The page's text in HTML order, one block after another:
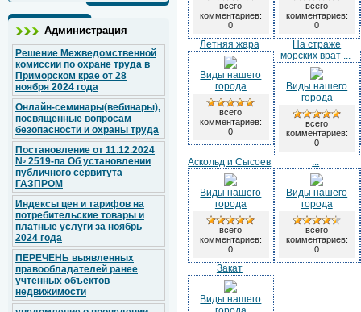
Администрация
Решение Межведомственной
комиссии по охране труда в
Приморском крае от 28
ноября 2024 года
Онлайн-семинары(вебинары),
посвященные вопросам
безопасности и охраны труда
Постановление от 11.12.2024
№ 2519-па Об установлении
публичного сервитута
ГАЗПРОМ
Индексы цен и тарифов на
потребительские товары и
платные услуги за ноябрь
2024 года
ПЕРЕЧЕНЬ выявленных
правообладателей ранее
учтенных объектов
недвижимости
всего
комментариев:
0
всего
комментариев:
0
Летняя жара
Виды нашего
города
всего
комментариев:
0
На страже
морских врат ...
Виды нашего
города
всего
комментариев:
0
Аскольд и Сысоев
Виды нашего
города
всего
комментариев:
0
...
Виды нашего
города
всего
комментариев:
0
Закат
Виды нашего